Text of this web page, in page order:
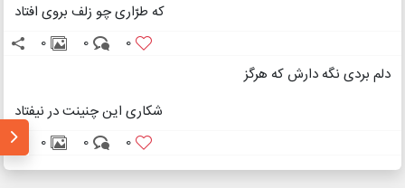
که طرّاری چو زلف بروی افتاد
0
0
0
دلم بردی نگه دارش که هرگز
شکاری این چنینت در نیفتاد
0
0
0